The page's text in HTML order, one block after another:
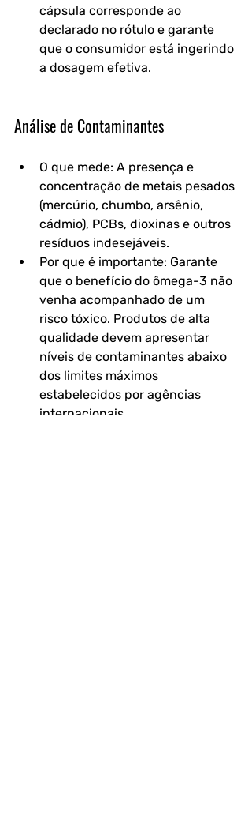
cápsula corresponde ao
declarado no rótulo e garante
que o consumidor está ingerindo
a dosagem efetiva.
Análise de Contaminantes
O que mede: A presença e
concentração de metais pesados
(mercúrio, chumbo, arsênio,
cádmio), PCBs, dioxinas e outros
resíduos indesejáveis.
Por que é importante: Garante
que o benefício do ômega-3 não
venha acompanhado de um
risco tóxico. Produtos de alta
qualidade devem apresentar
níveis de contaminantes abaixo
dos limites máximos
estabelecidos por agências
internacionais.